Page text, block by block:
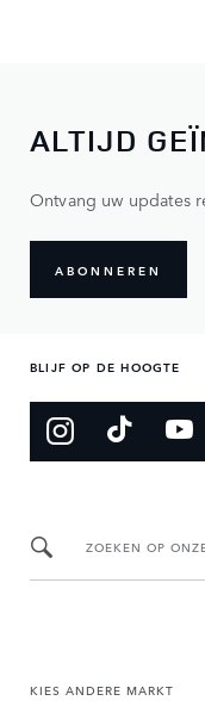
ALTIJD
Ontvang uw updates
ABONNEREN
BLIJF OP DE HOOGTE
ZOEKEN OP
KIES ANDERE MARKT